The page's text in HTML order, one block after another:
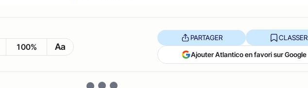
100% Aa
PARTAGER CLASSER
Ajouter Atlantico en favori sur Google